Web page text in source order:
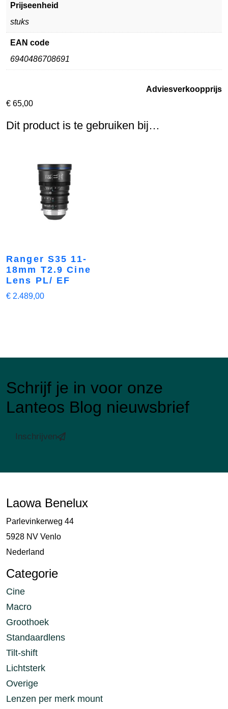
Prijseenheid
stuks
EAN code
6940486708691
Adviesverkoopprijs
€ 65,00
Dit product is te gebruiken bij…
Ranger S35 11-
18mm T2.9 Cine
Lens PL/ EF
€ 2.489,00
Schrijf je in voor onze
Lanteos Blog nieuwsbrief
Inschrijven
Laowa Benelux
Parlevinkerweg 44
5928 NV Venlo
Nederland
Categorie
Cine
Macro
Groothoek
Standaardlens
Tilt-shift
Lichtsterk
Overige
Lenzen per merk mount